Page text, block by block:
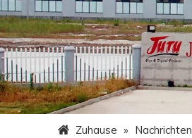
Zuhause » Nachrichten